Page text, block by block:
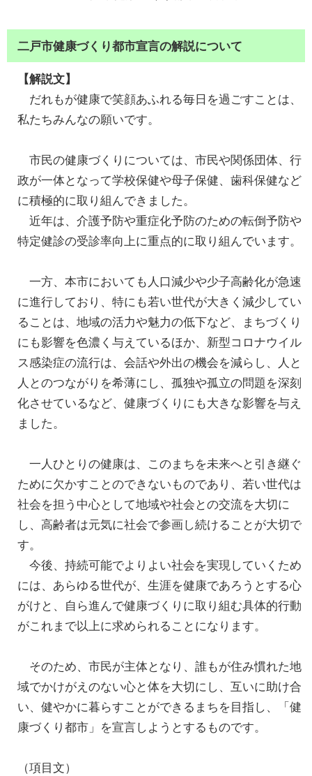
二戸市健康づくり都市宣言の解説について
【解説文】
だれもが健康で笑顔あふれる毎日を過ごすことは、
私たちみんなの願いです。
市民の健康づくりについては、市民や関係団体、行
政が一体となって学校保健や母子保健、歯科保健など
に積極的に取り組んできました。
近年は、介護予防や重症化予防のための転倒予防や
特定健診の受診率向上に重点的に取り組んでいます。
一方、本市においても人口減少や少子高齢化が急速
に進行しており、特にも若い世代が大きく減少してい
ることは、地域の活力や魅力の低下など、まちづくり
にも影響を色濃く与えているほか、新型コロナウイル
ス感染症の流行は、会話や外出の機会を減らし、人と
人とのつながりを希薄にし、孤独や孤立の問題を深刻
化させているなど、健康づくりにも大きな影響を与え
ました。
一人ひとりの健康は、このまちを未来へと引き継ぐ
ために欠かすことのできないものであり、若い世代は
社会を担う中心として地域や社会との交流を大切に
し、高齢者は元気に社会で参画し続けることが大切で
す。
今後、持続可能でよりよい社会を実現していくため
には、あらゆる世代が、生涯を健康であろうとする心
がけと、自ら進んで健康づくりに取り組む具体的行動
がこれまで以上に求められることになります。
そのため、市民が主体となり、誰もが住み慣れた地
域でかけがえのない心と体を大切にし、互いに助け合
い、健やかに暮らすことができるまちを目指し、「健
康づくり都市」を宣言しようとするものです。
（項目文）